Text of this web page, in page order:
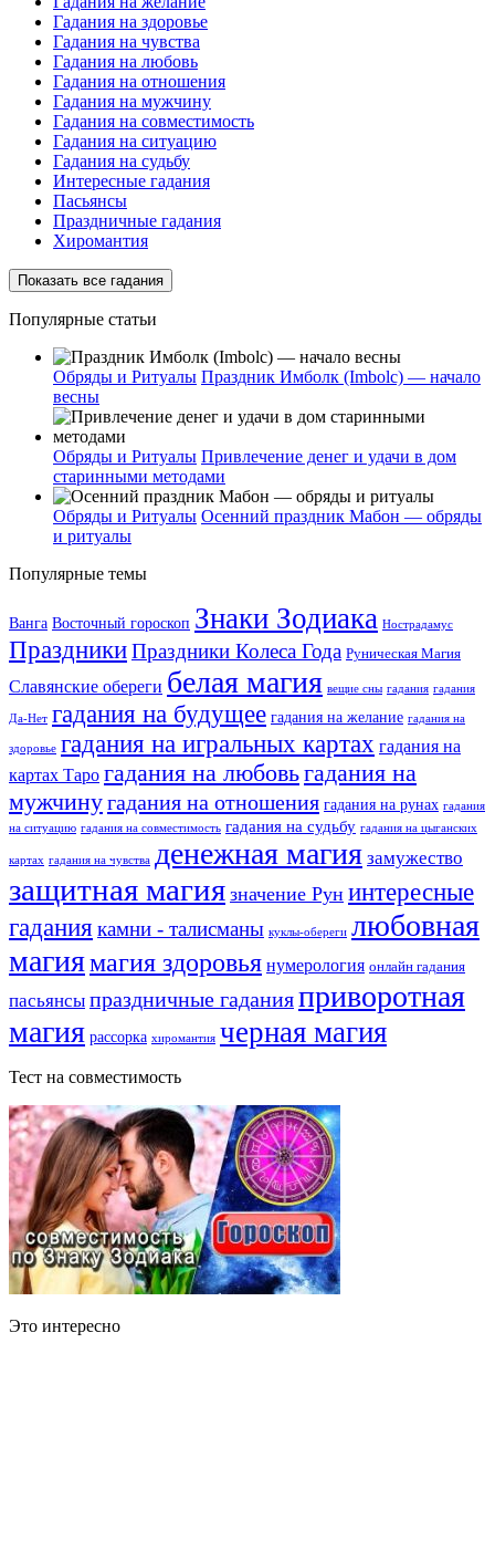
Гадания на здоровье
Гадания на чувства
Гадания на любовь
Гадания на отношения
Гадания на мужчину
Гадания на совместимость
Гадания на ситуацию
Гадания на судьбу
Интересные гадания
Пасьянсы
Праздничные гадания
Хиромантия
Показать все гадания
Популярные статьи
Обряды и Ритуалы Праздник Имболк (Imbolc) — начало
весны
Обряды и Ритуалы Привлечение денег и удачи в дом
старинными методами
Обряды и Ритуалы Осенний праздник Мабон — обряды
и ритуалы
Популярные темы
Ванга Восточный гороскоп Знаки Зодиака Нострадамус
ПраздникиПраздники Колеса Года Руническая Магия
Славянские обереги белая магия вещие сны гадания гадания
Да-Нет гадания на будущее гадания на желание гадания на
здоровье гадания на игральных картах гадания на
картах Таро гадания на любовьгадания на
мужчинугадания на отношения гадания на рунах гадания
на ситуацию гадания на совместимость гадания на судьбу гадания на цыганских
картах гадания на чувства денежная магия замужество
защитная магия значение Рун интересные
гадания камни - талисманы куклы-обереги любовная
магиямагия здоровья нумерология онлайн гадания
пасьянсы праздничные гаданияприворотная
магия рассорка хиромантия черная магия
Тест на совместимость
Это интересно